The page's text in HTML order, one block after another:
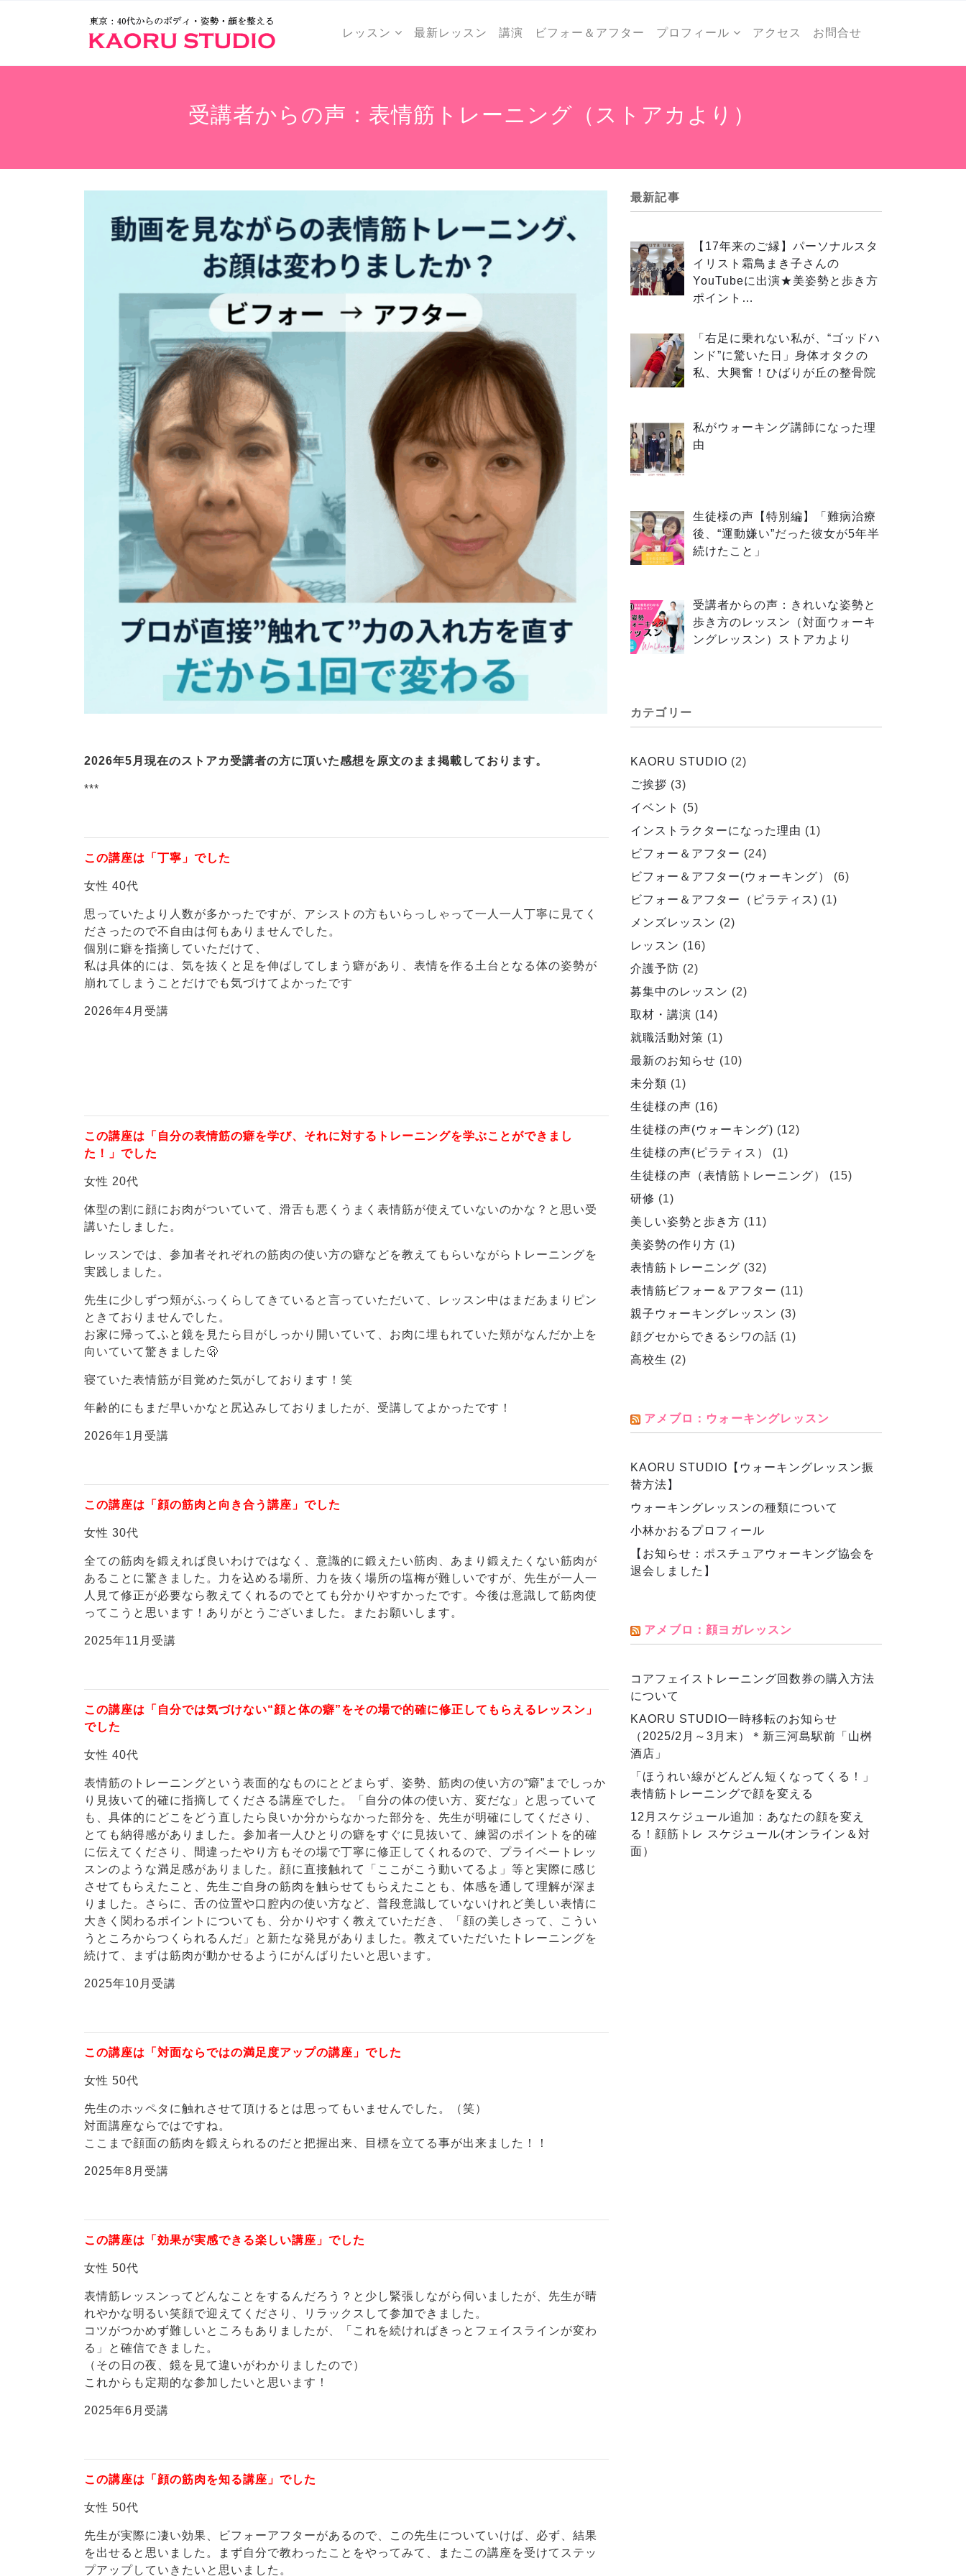
レッスン 最新レッスン 講演 ビフォー＆アフター プロフィール アクセス お問合せ
受講者からの声：表情筋トレーニング（ストアカより）
2026年5月現在のストアカ受講者の方に頂いた感想を原文のまま掲載しております。
***
この講座は「丁寧」でした
女性 40代
思っていたより人数が多かったですが、アシストの方もいらっしゃって一人一人丁寧に見てく
ださったので不自由は何もありませんでした。
個別に癖を指摘していただけて、
私は具体的には、気を抜くと足を伸ばしてしまう癖があり、表情を作る土台となる体の姿勢が
崩れてしまうことだけでも気づけてよかったです
2026年4月受講
この講座は「自分の表情筋の癖を学び、それに対するトレーニングを学ぶことができまし
た！」でした
女性 20代
体型の割に顔にお肉がついていて、滑舌も悪くうまく表情筋が使えていないのかな？と思い受
講いたしました。
レッスンでは、参加者それぞれの筋肉の使い方の癖などを教えてもらいながらトレーニングを
実践しました。
先生に少しずつ頬がふっくらしてきていると言っていただいて、レッスン中はまだあまりピン
ときておりませんでした。
お家に帰ってふと鏡を見たら目がしっかり開いていて、お肉に埋もれていた頬がなんだか上を
向いていて驚きました🫢
寝ていた表情筋が目覚めた気がしております！笑
年齢的にもまだ早いかなと尻込みしておりましたが、受講してよかったです！
2026年1月受講
この講座は「顔の筋肉と向き合う講座」でした
女性 30代
全ての筋肉を鍛えれば良いわけではなく、意識的に鍛えたい筋肉、あまり鍛えたくない筋肉が
あることに驚きました。力を込める場所、力を抜く場所の塩梅が難しいですが、先生が一人一
人見て修正が必要なら教えてくれるのでとても分かりやすかったです。今後は意識して筋肉使
ってこうと思います！ありがとうございました。またお願いします。
2025年11月受講
この講座は「自分では気づけない“顔と体の癖”をその場で的確に修正してもらえるレッスン」
でした
女性 40代
表情筋のトレーニングという表面的なものにとどまらず、姿勢、筋肉の使い方の“癖”までしっか
り見抜いて的確に指摘してくださる講座でした。「自分の体の使い方、変だな」と思っていて
も、具体的にどこをどう直したら良いか分からなかった部分を、先生が明確にしてくださり、
とても納得感がありました。参加者一人ひとりの癖をすぐに見抜いて、練習のポイントを的確
に伝えてくださり、間違ったやり方もその場で丁寧に修正してくれるので、プライベートレッ
スンのような満足感がありました。顔に直接触れて「ここがこう動いてるよ」等と実際に感じ
させてもらえたこと、先生ご自身の筋肉を触らせてもらえたことも、体感を通して理解が深ま
りました。さらに、舌の位置や口腔内の使い方など、普段意識していないけれど美しい表情に
大きく関わるポイントについても、分かりやすく教えていただき、「顔の美しさって、こうい
うところからつくられるんだ」と新たな発見がありました。教えていただいたトレーニングを
続けて、まずは筋肉が動かせるようにがんばりたいと思います。
2025年10月受講
この講座は「対面ならではの満足度アップの講座」でした
女性 50代
先生のホッペタに触れさせて頂けるとは思ってもいませんでした。（笑）
対面講座ならではですね。
ここまで顔面の筋肉を鍛えられるのだと把握出来、目標を立てる事が出来ました！！
2025年8月受講
この講座は「効果が実感できる楽しい講座」でした
女性 50代
表情筋レッスンってどんなことをするんだろう？と少し緊張しながら伺いましたが、先生が晴
れやかな明るい笑顔で迎えてくださり、リラックスして参加できました。
コツがつかめず難しいところもありましたが、「これを続ければきっとフェイスラインが変わ
る」と確信できました。
（その日の夜、鏡を見て違いがわかりましたので）
これからも定期的な参加したいと思います！
2025年6月受講
この講座は「顔の筋肉を知る講座」でした
女性 50代
先生が実際に凄い効果、ビフォーアフターがあるので、この先生についていけば、必ず、結果
を出せると思いました。まず自分で教わったことをやってみて、またこの講座を受けてステッ
プアップしていきたいと思いました。
最新記事
【17年来のご縁】パーソナルスタ
イリスト霜鳥まき子さんの
YouTubeに出演★美姿勢と歩き方
ポイント…
「右足に乗れない私が、“ゴッドハ
ンド”に驚いた日」身体オタクの
私、大興奮！ひばりが丘の整骨院
私がウォーキング講師になった理
由
生徒様の声【特別編】「難病治療
後、“運動嫌い”だった彼女が5年半
続けたこと」
受講者からの声：きれいな姿勢と
歩き方のレッスン（対面ウォーキ
ングレッスン）ストアカより
カテゴリー
KAORU STUDIO (2)
ご挨拶 (3)
イベント
(5)
インストラクターになった理由 (1)
ビフォー＆アフター (24)
ビフォー＆アフター(ウォーキング）
(6)
ビフォー＆アフター（ピラティス) (1)
メンズレッスン (2)
レッスン (16)
介護予防 (2)
募集中のレッスン (2)
取材・講演 (14)
就職活動対策 (1)
最新のお知らせ (10)
未分類 (1)
生徒様の声 (16)
生徒様の声(ウォーキング) (12)
生徒様の声(ピラティス）
(1)
生徒様の声（表情筋トレーニング）
(15)
研修 (1)
美しい姿勢と歩き方 (11)
美姿勢の作り方 (1)
表情筋トレーニング (32)
表情筋ビフォー＆アフター (11)
親子ウォーキングレッスン (3)
顔グセからできるシワの話 (1)
高校生 (2)
アメブロ：ウォーキングレッスン
KAORU STUDIO【ウォーキングレッスン振
替方法】
ウォーキングレッスンの種類について
小林かおるプロフィール
【お知らせ：ポスチュアウォーキング協会を
退会しました】
アメブロ：顔ヨガレッスン
コアフェイストレーニング回数券の購入方法
について
KAORU STUDIO一時移転のお知らせ
（2025/2月～3月末）＊新三河島駅前「山桝
酒店」
「ほうれい線がどんどん短くなってくる！」
表情筋トレーニングで顔を変える
12月スケジュール追加：あなたの顔を変え
る！顔筋トレ スケジュール(オンライン＆対
面）